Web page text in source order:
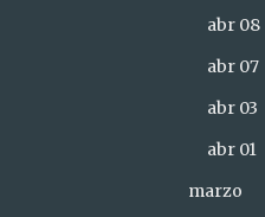
abr 08
abr 07
abr 03
abr 01
marzo